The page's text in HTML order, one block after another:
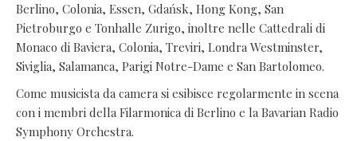
Berlino, Colonia, Essen, Gdańsk, Hong Kong, San
Pietroburgo e Tonhalle Zurigo, inoltre nelle Cattedrali di
Monaco di Baviera, Colonia, Treviri, Londra Westminster,
Siviglia, Salamanca, Parigi Notre-Dame e San Bartolomeo.
Come musicista da camera si esibisce regolarmente in scena
con i membri della Filarmonica di Berlino e la Bavarian Radio
Symphony Orchestra.